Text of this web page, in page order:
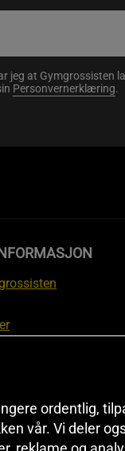
jeg at Gymgrossisten
Personvernerklæring.
ordentlig,
vår. Vi deler